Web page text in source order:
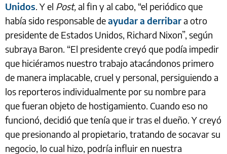
Unidos. Y el Post,al fin y al cabo, “el periódico que
había sido responsable deayudar a derribara otro
presidente de Estados Unidos, Richard Nixon”, según
subraya Baron. “El presidente creyó que podía impedir
que hiciéramos nuestro trabajo atacándonos primero
de manera implacable, cruel y personal, persiguiendo a
los reporteros individualmente por su nombre para
que fueran objeto de hostigamiento. Cuando eso no
funcionó, decidió que tenía que ir tras el dueño. Y creyó
que presionando al propietario, tratando de socavar su
negocio, lo cual hizo, podría influir en nuestra